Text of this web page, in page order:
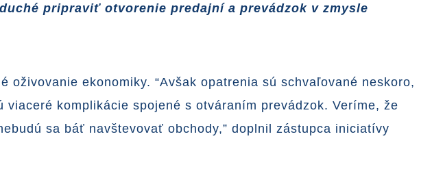
pripraviť otvorenie predajní a prevádzok v zmysle
ekonomiky. “Avšak opatrenia sú schvaľované neskoro,
komplikácie spojené s otváraním prevádzok. Veríme, že
sa báť navštevovať obchody,” doplnil zástupca iniciatívy